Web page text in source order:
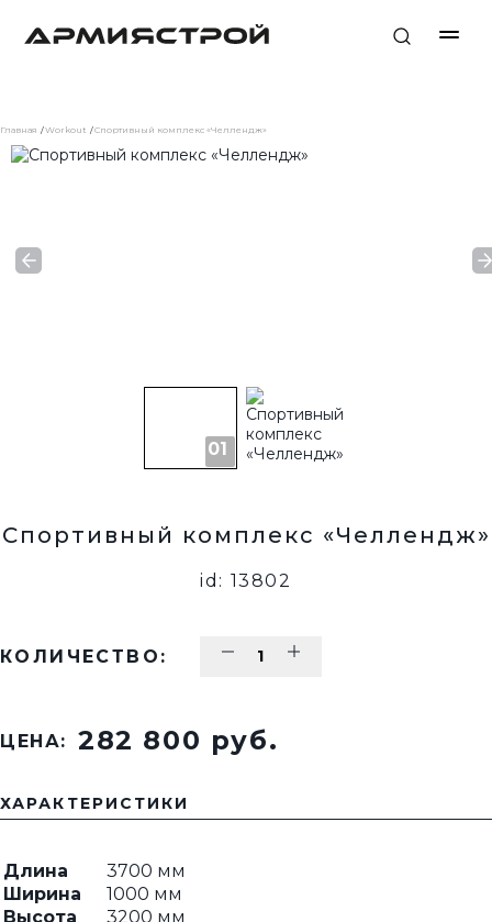
Главная Workout Спортивный комплекс «Челлендж»
Спортивный комплекс «Челлендж»
id: 13802
КОЛИЧЕСТВО:
ЦЕНА: 282 800 pуб.
ХАРАКТЕРИСТИКИ
Длина
3700 мм
Ширина
1000 мм
Высота
3200 мм